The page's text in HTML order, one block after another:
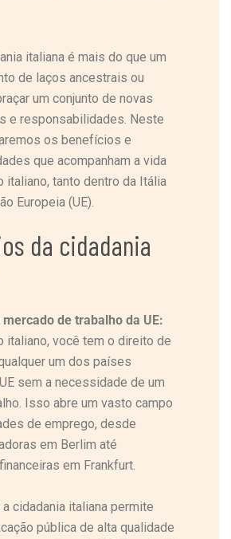
italiana é mais do que um
de laços ancestrais ou
um conjunto de novas
e responsabilidades. Neste
os benefícios e
que acompanham a vida
italiano, tanto dentro da Itália
Europeia (UE).
da cidadania
de trabalho da UE:
italiano, você tem o direito de
um dos países
sem a necessidade de um
Isso abre um vasto campo
de emprego, desde
em Berlim até
em Frankfurt.
a cidadania italiana permite
pública de alta qualidade